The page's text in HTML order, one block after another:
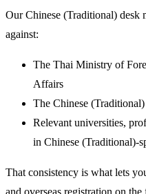
Our Chinese (Traditional) desk
against:
The Thai Ministry of
Affairs
The Chinese
Relevant universities,
in Chinese (Traditional)-
That consistency is what lets